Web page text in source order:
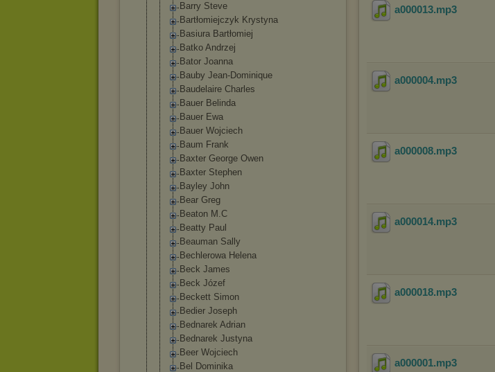
Barry Steve
Bartłomiejczyk Krystyna
Basiura Bartłomiej
Batko Andrzej
Bator Joanna
Bauby Jean-Dominique
Baudelaire Charles
Bauer Belinda
Bauer Ewa
Bauer Wojciech
Baum Frank
Baxter George Owen
Baxter Stephen
Bayley John
Bear Greg
Beaton M.C
Beatty Paul
Beauman Sally
Bechlerowa Helena
Beck James
Beck Józef
Beckett Simon
Bedier Joseph
Bednarek Adrian
Bednarek Justyna
Beer Wojciech
Bel Dominika
a000013.mp3
a000004.mp3
a000008.mp3
a000014.mp3
a000018.mp3
a000001.mp3